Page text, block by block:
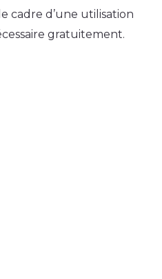
cadre d’une utilisation
gratuitement.